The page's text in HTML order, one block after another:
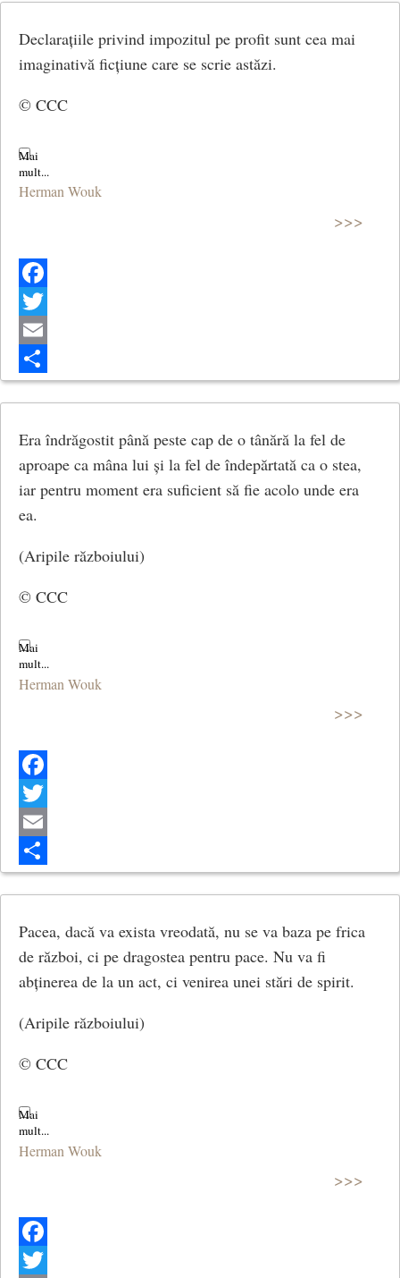
Declarațiile privind impozitul pe profit sunt cea mai
imaginativă ficțiune care se scrie astăzi.
© CCC
Herman Wouk
>>>
Facebook
Twitter
Email
Share
Era îndrăgostit până peste cap de o tânără la fel de
aproape ca mâna lui și la fel de îndepărtată ca o stea,
iar pentru moment era suficient să fie acolo unde era
ea.
(Aripile războiului)
© CCC
Herman Wouk
>>>
Facebook
Twitter
Email
Share
Pacea, dacă va exista vreodată, nu se va baza pe frica
de război, ci pe dragostea pentru pace. Nu va fi
abținerea de la un act, ci venirea unei stări de spirit.
(Aripile războiului)
© CCC
Herman Wouk
>>>
Facebook